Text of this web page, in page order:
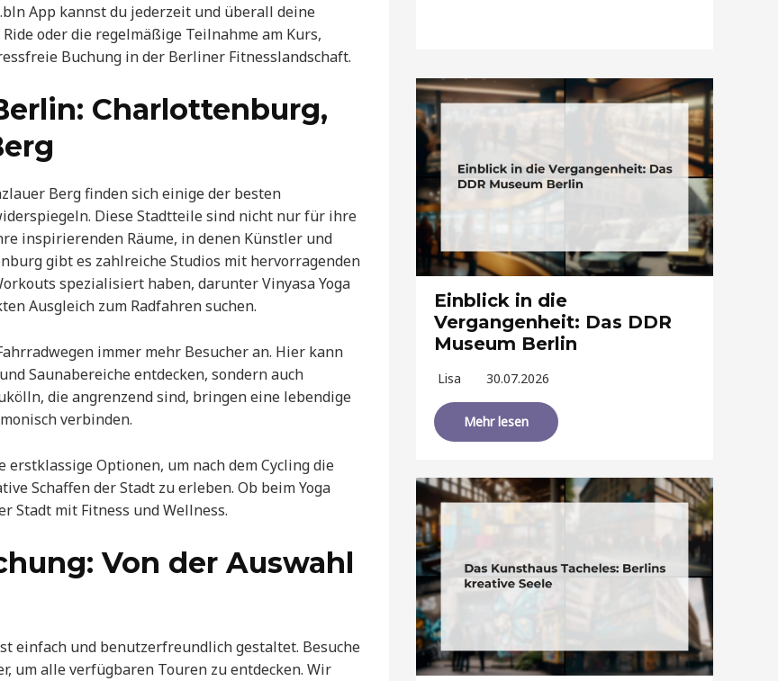
App kannst du jederzeit und überall deine
oder die regelmäßige Teilnahme am Kurs,
Buchung in der Berliner Fitnesslandschaft.
Charlottenburg,
Berg finden sich einige der besten
Diese Stadtteile sind nicht nur für ihre
inspirierenden Räume, in denen Künstler und
gibt es zahlreiche Studios mit hervorragenden
spezialisiert haben, darunter Vinyasa Yoga
Ausgleich zum Radfahren suchen.
immer mehr Besucher an. Hier kann
Saunabereiche entdecken, sondern auch
die angrenzend sind, bringen eine lebendige
verbinden.
Optionen, um nach dem Cycling die
Schaffen der Stadt zu erleben. Ob beim Yoga
Stadt mit Fitness und Wellness.
Von der Auswahl
einfach und benutzerfreundlich gestaltet. Besuche
um alle verfügbaren Touren zu entdecken. Wir
Einblick in die
Vergangenheit: Das DDR
Museum Berlin
Lisa 30.07.2026
Mehr lesen